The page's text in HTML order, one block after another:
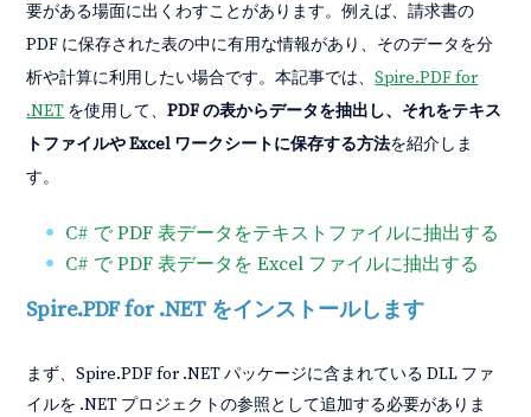
要がある場面に出くわすことがあります。例えば、請求書の
PDF に保存された表の中に有用な情報があり、そのデータを分
析や計算に利用したい場合です。本記事では、Spire.PDF for
.NET を使用して、PDF の表からデータを抽出し、それをテキス
トファイルや Excel ワークシートに保存する方法を紹介しま
す。
C# で PDF 表データをテキストファイルに抽出する
C# で PDF 表データを Excel ファイルに抽出する
Spire.PDF for .NET をインストールします
まず、Spire.PDF for .NET パッケージに含まれている DLL ファ
イルを .NET プロジェクトの参照として追加する必要がありま